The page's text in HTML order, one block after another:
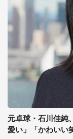
元卓球・石川佳純
愛い」「かわいい